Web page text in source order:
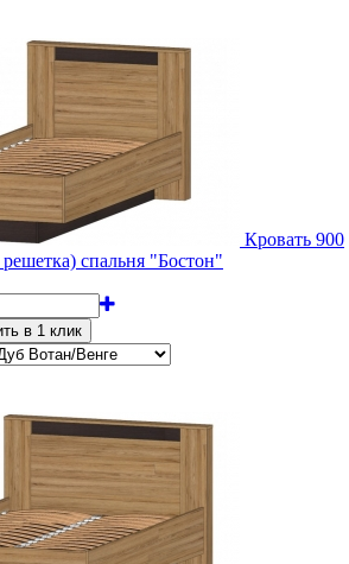
Кровать 900
решетка) спальня "Бостон"